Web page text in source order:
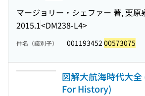
マージョリー・シェファー 著, 栗原
2015.1<DM238-L4>
件名（識別子） 001193452 00573075
図解大航海時代大
For History)